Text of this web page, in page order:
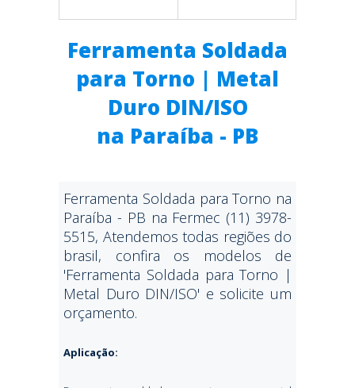
Ferramenta Soldada
para Torno | Metal
Duro DIN/ISO
na Paraíba - PB
Ferramenta Soldada para Torno na
Paraíba - PB na Fermec (11) 3978-
5515, Atendemos todas regiões do
brasil, confira os modelos de
'Ferramenta Soldada para Torno |
Metal Duro DIN/ISO' e solicite um
orçamento.
Aplicação: